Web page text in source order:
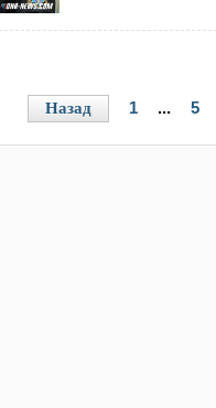
Назад 1 ... 5